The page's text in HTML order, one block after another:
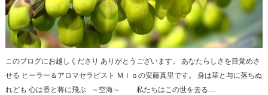
このブログにお越しくださり ありがとうございます。 あなたらしさを目覚めさ
せる ヒーラー＆アロマセラピスト Ｍｉｏの安藤真里です。 身は華と与に落ちぬ
れども 心は香と将に飛ぶ ～空海～ 私たちはこの世を去る…